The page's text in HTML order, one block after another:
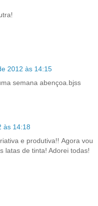
2012 às 14:15
semana abençoa.bjss
às 14:18
e produtiva!! Agora vou
latas de tinta! Adorei todas!